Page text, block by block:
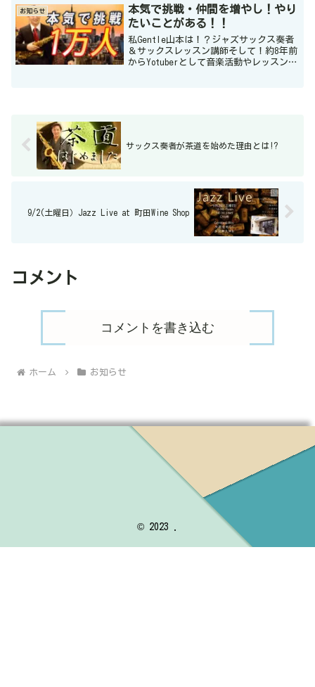
て活動してきました。ここ3年間は音楽活
動の水面下で福祉の...
お知らせ
本気で挑戦・仲間を増やし！やり
たいことがある！！
私Gentle山本は！？ジャズサックス奏者
＆サックスレッスン講師そして！約8年前
からYotuberとして音楽活動やレッスン演
サックス奏者が茶道を始めた理由とは!?
9/2(土曜日）Jazz Live at 町田Wine Shop
コメント
コメントを書き込む
ホーム お知らせ
© 2023 .